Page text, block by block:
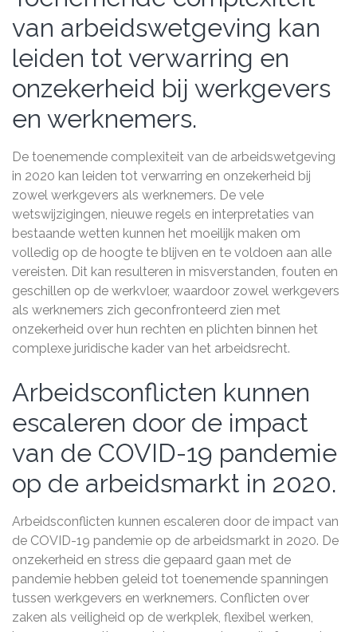
van arbeidswetgeving kan
leiden tot verwarring en
onzekerheid bij werkgevers
en werknemers.
De toenemende complexiteit van de arbeidswetgeving
in 2020 kan leiden tot verwarring en onzekerheid bij
zowel werkgevers als werknemers. De vele
wetswijzigingen, nieuwe regels en interpretaties van
bestaande wetten kunnen het moeilijk maken om
volledig op de hoogte te blijven en te voldoen aan alle
vereisten. Dit kan resulteren in misverstanden, fouten en
geschillen op de werkvloer, waardoor zowel werkgevers
als werknemers zich geconfronteerd zien met
onzekerheid over hun rechten en plichten binnen het
complexe juridische kader van het arbeidsrecht.
Arbeidsconflicten kunnen
escaleren door de impact
van de COVID-19 pandemie
op de arbeidsmarkt in 2020.
Arbeidsconflicten kunnen escaleren door de impact van
de COVID-19 pandemie op de arbeidsmarkt in 2020. De
onzekerheid en stress die gepaard gaan met de
pandemie hebben geleid tot toenemende spanningen
tussen werkgevers en werknemers. Conflicten over
zaken als veiligheid op de werkplek, flexibel werken,